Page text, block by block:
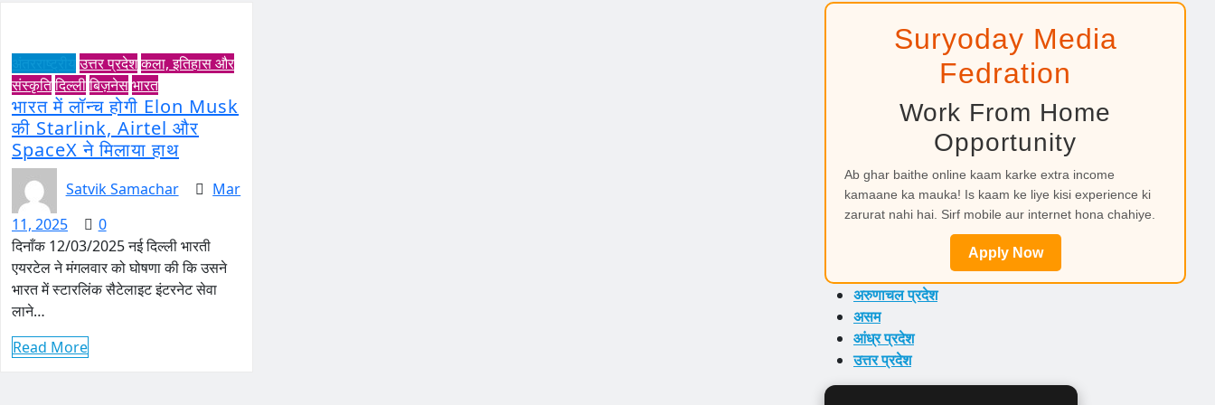
उत्तर प्रदेशकला, इतिहास और
संस्कृतिदिल्लीबिज़नेसभारत
भारत में लॉन्च होगी Elon Musk
की Starlink, Airtel और
SpaceX ने मिलाया हाथ
Satvik Samachar
Mar
11, 2025
0
दिनाँक 12/03/2025 नई दिल्ली भारती
एयरटेल ने मंगलवार को घोषणा की कि उसने
भारत में स्टारलिंक सैटेलाइट इंटरनेट सेवा
लाने…
Read More
Suryoday Media
Fedration
Work From Home
Opportunity
Ab ghar baithe online kaam karke extra income
kamaane ka mauka! Is kaam ke liye kisi experience ki
zarurat nahi hai. Sirf mobile aur internet hona chahiye.
Apply Now
अरुणाचल प्रदेश
असम
आंध्र प्रदेश
उत्तर प्रदेश